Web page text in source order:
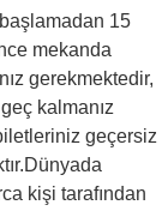
15
mekanda
gerekmektedir,
kalmanız
geçersiz
kişi tarafından